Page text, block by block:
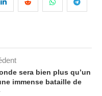
sera bien plus qu’un
immense bataille de